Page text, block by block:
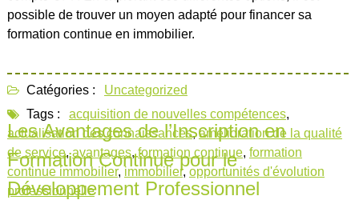
possible de trouver un moyen adapté pour financer sa
formation continue en immobilier.
Catégories :
Uncategorized
Tags :
acquisition de nouvelles compétences,
actualisation des connaissances,amélioration de la qualité
de service,avantages,formation continue, formation
continue immobilier, immobilier, opportunités d'évolution
professionnelle
Les Avantages de l’Inscription en
Formation Continue pour le
Développement Professionnel